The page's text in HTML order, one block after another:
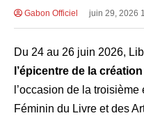
Gabon Officiel juin 29, 2026
Du 24 au 26 juin 2026,
l’épicentre de la
l’occasion de la
Féminin du Livre et des